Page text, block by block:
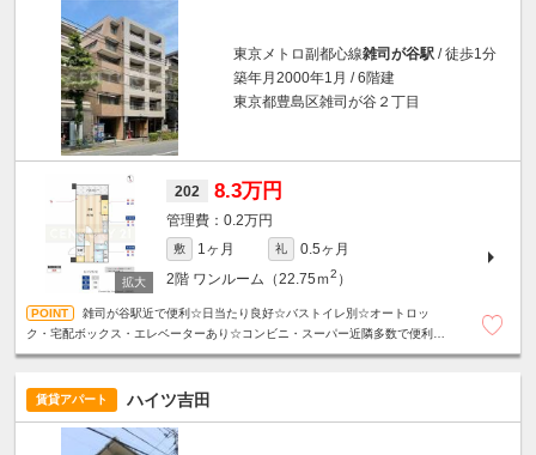
東京メトロ副都心線雑司が谷駅 / 徒歩1分
築年月2000年1月 / 6階建
東京都豊島区雑司が谷２丁目
202 8.3万円
0.2万円
敷 1ヶ月 礼
0.5ヶ月
2階 ワンルーム（22.75ｍ2 ）
雑司が谷駅近で便利☆日当たり良好☆バストイレ別☆オートロッ
ク・宅配ボックス・エレベーターあり☆コンビニ・スーパー近隣多数で便利な
賃貸アパート ハイツ吉田